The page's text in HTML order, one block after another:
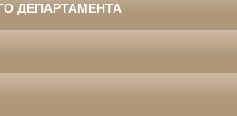
ДЕПАРТАМЕНТА